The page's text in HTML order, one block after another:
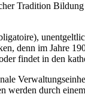
Tradition
denn im Jahre
findet in den
durch